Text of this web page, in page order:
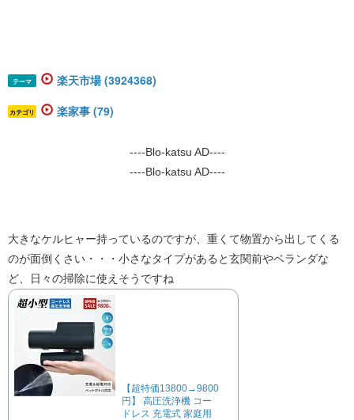
テーマ 楽天市場 (3924368)
カテゴリ 楽家事 (79)
----Blo-katsu AD----
----Blo-katsu AD----
大きなケルヒャー持っているのですが、重くて物置から出してくる
のが面倒くさい・・・小さなタイプがあると玄関前やベランダな
ど、日々の掃除に使えそうですね
【超特価13800→9800
円】 高圧洗浄機 コー
ドレス 充電式 家庭用